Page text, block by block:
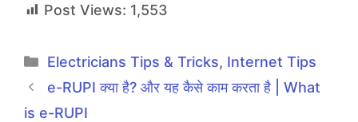
Post Views: 1,553
Categories
Electricians Tips & Tricks, Internet Tips
e-RUPI क्या है? और यह कैसे काम करता है | What
is e-RUPI